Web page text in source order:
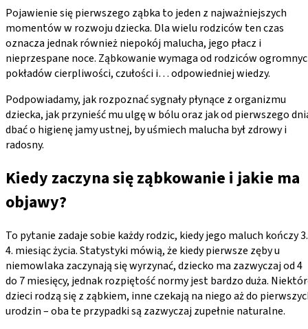
Pojawienie się pierwszego ząbka to jeden z najważniejszych
momentów w rozwoju dziecka. Dla wielu rodziców ten czas
oznacza jednak również niepokój malucha, jego płacz i
nieprzespane noce. Ząbkowanie wymaga od rodziców
pokładów cierpliwości, czułości i… odpowiedniej wiedzy.
Podpowiadamy, jak rozpoznać sygnały płynące z organizmu
dziecka, jak przynieść mu ulgę w bólu oraz jak od pierwszego
dbać o higienę jamy ustnej, by uśmiech malucha był zdrowy i
radosny.
Kiedy zaczyna się ząbkowanie i jakie ma
objawy?
To pytanie zadaje sobie każdy rodzic, kiedy jego maluch kończy
4. miesiąc życia. Statystyki mówią, że kiedy pierwsze zęby u
niemowlaka zaczynają się wyrzynać, dziecko ma zazwyczaj od 4
do 7 miesięcy, jednak rozpiętość normy jest bardzo duża.
dzieci rodzą się z ząbkiem, inne czekają na niego aż do
urodzin – oba te przypadki są zazwyczaj zupełnie naturalne.